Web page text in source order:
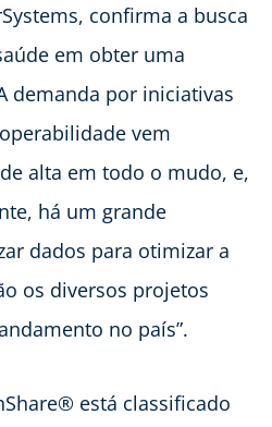
confirma a busca
em obter uma
demanda por iniciativas
vem
alta em todo o mudo, e,
há um grande
dados para otimizar a
os diversos projetos
no país”.
está classificado